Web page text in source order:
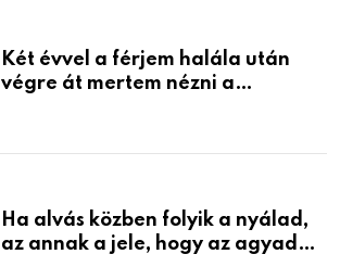
Két évvel a férjem halála után
végre át mertem nézni a
életemet
Ha alvás közben folyik a nyálad,
az annak a jele, hogy az agyad…